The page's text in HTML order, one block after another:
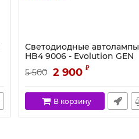
Светодиодные автолампы
HB4 9006 - Evolution GEN
5 500 2 900 ₽
В корзину